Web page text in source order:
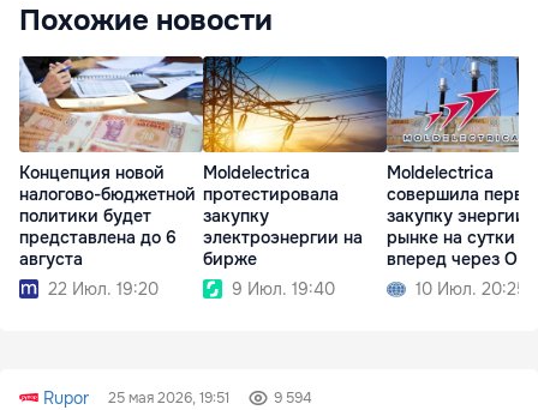
Похожие новости
Концепция новой
налогово-бюджетной
политики будет
представлена до 6
августа
22 Июл. 19:20
Moldelectrica
протестировала
закупку
электроэнергии на
бирже
9 Июл. 19:40
Moldelectrica
совершила
закупку энергии
рынке на сутки
вперед через
10 Июл. 20:25
Rupor 25 мая 2026, 19:51 9 594